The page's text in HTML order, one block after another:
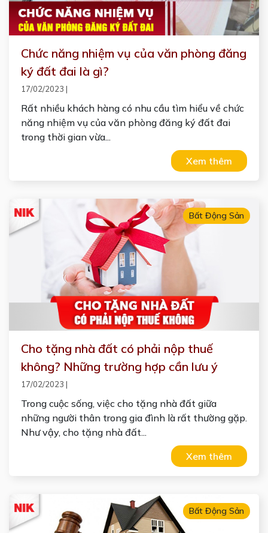
Chức năng nhiệm vụ của văn phòng đăng
ký đất đai là gì?
17/02/2023 |
Rất nhiều khách hàng có nhu cầu tìm hiểu về chức
năng nhiệm vụ của văn phòng đăng ký đất đai
trong thời gian vừa...
Xem thêm
Bất Động Sản
Cho tặng nhà đất có phải nộp thuế
không? Những trường hợp cần lưu ý
17/02/2023 |
Trong cuộc sống, việc cho tặng nhà đất giữa
những người thân trong gia đình là rất thường gặp.
Như vậy, cho tặng nhà đất...
Xem thêm
Bất Động Sản